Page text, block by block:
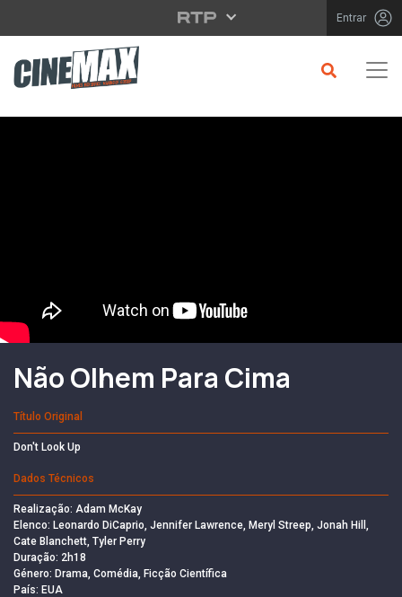
Saltar para o conteúdo principal Entrar
Filme em Cartaz
Não Olhem Para Cima
Título Original
Don't Look Up
Dados Técnicos
Realização: Adam McKay
Elenco: Leonardo DiCaprio, Jennifer Lawrence, Meryl Streep, Jonah Hill,
Cate Blanchett, Tyler Perry
Duração: 2h18
Género: Drama, Comédia, Ficção Científica
País: EUA